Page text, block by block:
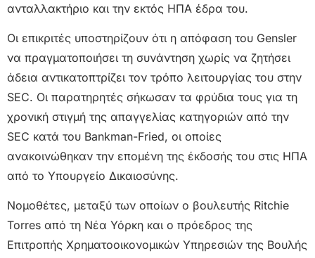
ανταλλακτήριο και την εκτός ΗΠΑ έδρα του.
Οι επικριτές υποστηρίζουν ότι η απόφαση του Gensler
να πραγματοποιήσει τη συνάντηση χωρίς να ζητήσει
άδεια αντικατοπτρίζει τον τρόπο λειτουργίας του στην
SEC. Οι παρατηρητές σήκωσαν τα φρύδια τους για τη
χρονική στιγμή της απαγγελίας κατηγοριών από την
SEC κατά του Bankman-Fried, οι οποίες
ανακοινώθηκαν την επομένη της έκδοσής του στις ΗΠΑ
από το Υπουργείο Δικαιοσύνης.
Νομοθέτες, μεταξύ των οποίων ο βουλευτής Ritchie
Torres από τη Νέα Υόρκη και ο πρόεδρος της
Επιτροπής Χρηματοοικονομικών Υπηρεσιών της Βουλής